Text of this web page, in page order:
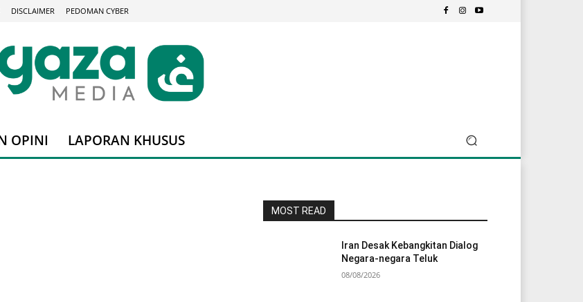
DISCLAIMER PEDOMAN CYBER
OPINI LAPORAN KHUSUS
MOST READ
Iran Desak Kebangkitan Dialog
Negara-negara Teluk
08/08/2026